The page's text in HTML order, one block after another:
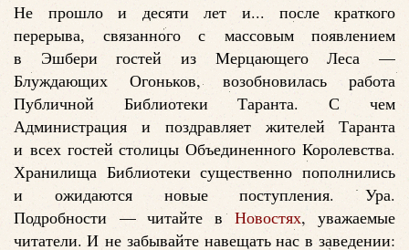
Не прошло и десяти лет и... после краткого
перерыва, связанного с массовым появлением
в Эшбери гостей из Мерцающего Леса —
Блуждающих Огоньков, возобновилась работа
Публичной Библиотеки Таранта. С чем
Администрация и поздравляет жителей Таранта
и всех гостей столицы Объединенного Королевства.
Хранилища Библиотеки существенно пополнились
и ожидаются новые поступления. Ура.
Подробности — читайте вНовостях, уважаемые
читатели. И не забывайте навещать нас в заведении: